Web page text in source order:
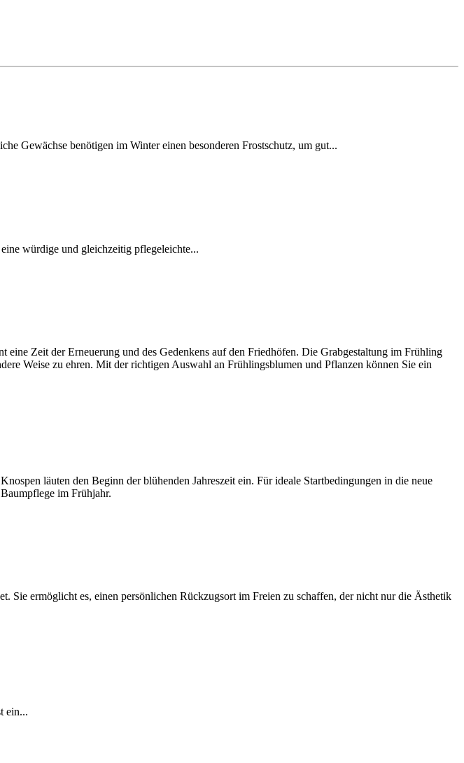
Gewächse benötigen im Winter einen besonderen Frostschutz, um gut...
würdige und gleichzeitig pflegeleichte...
Zeit der Erneuerung und des Gedenkens auf den Friedhöfen. Die Grabgestaltung im Frühling
Weise zu ehren. Mit der richtigen Auswahl an Frühlingsblumen und Pflanzen können Sie ein
läuten den Beginn der blühenden Jahreszeit ein. Für ideale Startbedingungen in die neue
im Frühjahr.
ermöglicht es, einen persönlichen Rückzugsort im Freien zu schaffen, der nicht nur die Ästhetik
ein...